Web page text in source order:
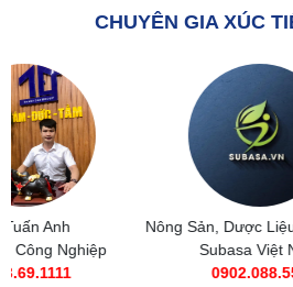
CHUYÊN GIA XÚC
Nông Sản, Dược Liệu Thành Đạt
Subasa Việt Nam